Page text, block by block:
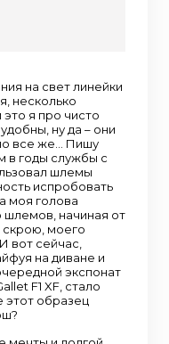
на свет линейки
несколько
я про чисто
ну да – они
все же… Пишу
в годы службы с
шлемы
испробовать
моя голова
шлемов, начиная от
скрою, моего
вот сейчас,
на диване и
экспонат
F1 XF, стало
этот образец